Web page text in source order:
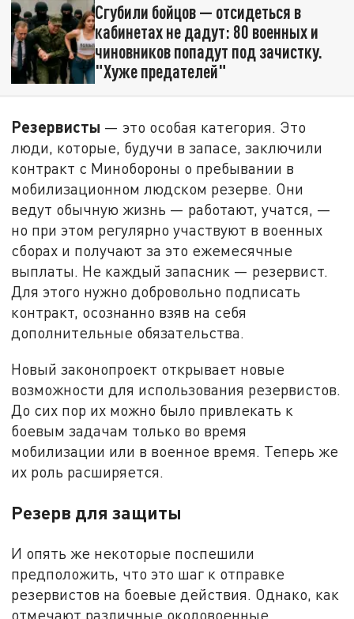
Сгубили бойцов — отсидеться в
кабинетах не дадут: 80 военных и
чиновников попадут под зачистку.
"Хуже предателей"
Резервисты — это особая категория. Это
люди, которые, будучи в запасе, заключили
контракт с Минобороны о пребывании в
мобилизационном людском резерве. Они
ведут обычную жизнь — работают, учатся, —
но при этом регулярно участвуют в военных
сборах и получают за это ежемесячные
выплаты. Не каждый запасник — резервист.
Для этого нужно добровольно подписать
контракт, осознанно взяв на себя
дополнительные обязательства.
Новый законопроект открывает новые
возможности для использования резервистов.
До сих пор их можно было привлекать к
боевым задачам только во время
мобилизации или в военное время. Теперь же
их роль расширяется.
Резерв для защиты
И опять же некоторые поспешили
предположить, что это шаг к отправке
резервистов на боевые действия. Однако, как
отмечают различные околовоенные